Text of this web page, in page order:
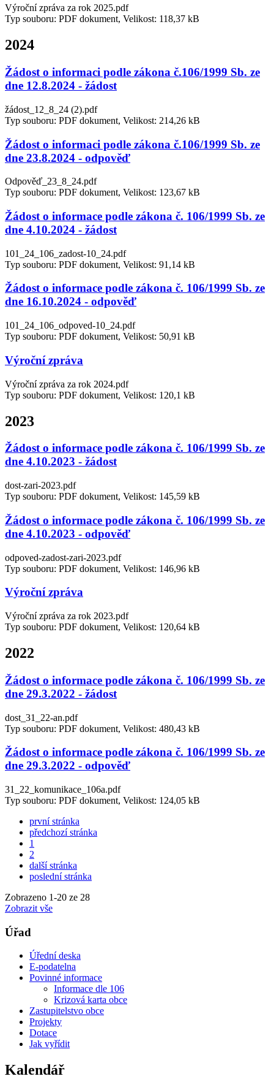
Výroční zpráva za rok 2025.pdf
Typ souboru: PDF dokument, Velikost: 118,37 kB
2024
Žádost o informaci podle zákona č.106/1999 Sb. ze
dne 12.8.2024 - žádost
žádost_12_8_24 (2).pdf
Typ souboru: PDF dokument, Velikost: 214,26 kB
Žádost o informaci podle zákona č.106/1999 Sb. ze
dne 23.8.2024 - odpověď
Odpověď_23_8_24.pdf
Typ souboru: PDF dokument, Velikost: 123,67 kB
Žádost o informace podle zákona č. 106/1999 Sb. ze
dne 4.10.2024 - žádost
101_24_106_zadost-10_24.pdf
Typ souboru: PDF dokument, Velikost: 91,14 kB
Žádost o informace podle zákona č. 106/1999 Sb. ze
dne 16.10.2024 - odpověď
101_24_106_odpoved-10_24.pdf
Typ souboru: PDF dokument, Velikost: 50,91 kB
Výroční zpráva
Výroční zpráva za rok 2024.pdf
Typ souboru: PDF dokument, Velikost: 120,1 kB
2023
Žádost o informace podle zákona č. 106/1999 Sb. ze
dne 4.10.2023 - žádost
dost-zari-2023.pdf
Typ souboru: PDF dokument, Velikost: 145,59 kB
Žádost o informace podle zákona č. 106/1999 Sb. ze
dne 4.10.2023 - odpověď
odpoved-zadost-zari-2023.pdf
Typ souboru: PDF dokument, Velikost: 146,96 kB
Výroční zpráva
Výroční zpráva za rok 2023.pdf
Typ souboru: PDF dokument, Velikost: 120,64 kB
2022
Žádost o informace podle zákona č. 106/1999 Sb. ze
dne 29.3.2022 - žádost
dost_31_22-an.pdf
Typ souboru: PDF dokument, Velikost: 480,43 kB
Žádost o informace podle zákona č. 106/1999 Sb. ze
dne 29.3.2022 - odpověď
31_22_komunikace_106a.pdf
Typ souboru: PDF dokument, Velikost: 124,05 kB
první stránka
předchozí stránka
1
2
další stránka
poslední stránka
Zobrazeno 1-20 ze 28
Zobrazit vše
Úřad
Úřední deska
E-podatelna
Povinné informace
Informace dle 106
Krizová karta obce
Zastupitelstvo obce
Projekty
Dotace
Jak vyřídit
Kalendář